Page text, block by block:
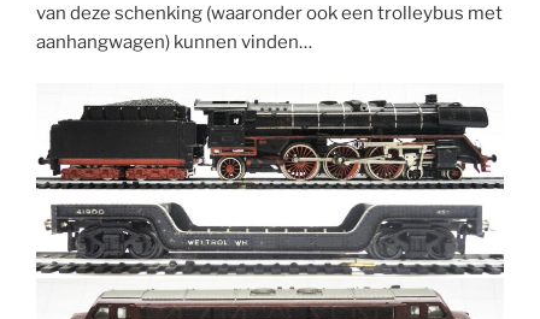
van deze schenking (waaronder ook een trolleybus met
aanhangwagen) kunnen vinden…